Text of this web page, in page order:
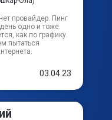
провайдер. Пинг
одно и тоже.
как по графику.
пытаться
03.04.23